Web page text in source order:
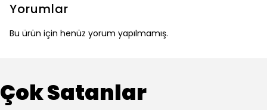
Yorumlar
Bu ürün için henüz yorum yapılmamış.
Çok Satanlar